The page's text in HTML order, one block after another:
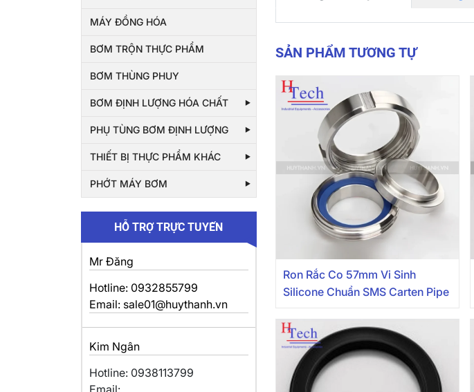
MÁY ĐỒNG HÓA
BƠM TRỘN THỰC PHẨM
BƠM THÙNG PHUY
BƠM ĐỊNH LƯỢNG HÓA CHẤT
PHỤ TÙNG BƠM ĐỊNH LƯỢNG
THIẾT BỊ THỰC PHẨM KHÁC
PHỚT MÁY BƠM
HỖ TRỢ TRỰC TUYẾN
Mr Đăng
Hotline: 0932855799
Email: sale01@huythanh.vn
Kim Ngân
Hotline: 0938113799
Email:
SẢN PHẨM TƯƠNG TỰ
Ron Rắc Co 57mm Vi Sinh
Silicone Chuẩn SMS Carten Pipe